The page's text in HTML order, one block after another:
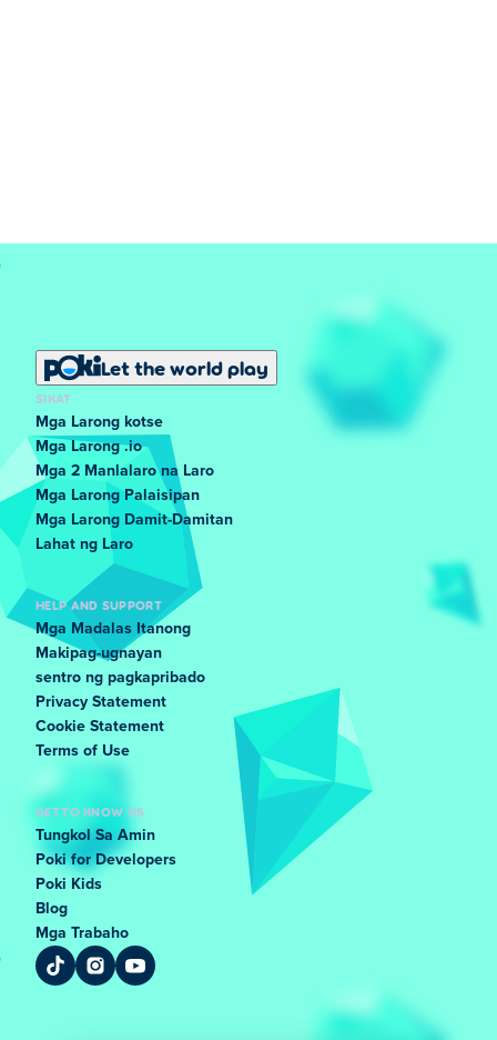
Let the world play
SIKAT
Mga Larong kotse
Mga Larong .io
Mga 2 Manlalaro na Laro
Mga Larong Palaisipan
Mga Larong Damit-Damitan
Lahat ng Laro
HELP AND SUPPORT
Mga Madalas Itanong
Makipag-ugnayan
sentro ng pagkapribado
Privacy Statement
Cookie Statement
Terms of Use
GET TO KNOW US
Tungkol Sa Amin
Poki for Developers
Poki Kids
Blog
Mga Trabaho